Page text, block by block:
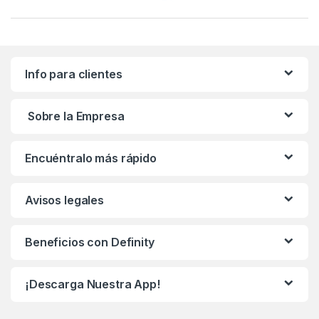
Info para clientes
Sobre la Empresa
Encuéntralo más rápido
Avisos legales
Beneficios con Definity
¡Descarga Nuestra App!